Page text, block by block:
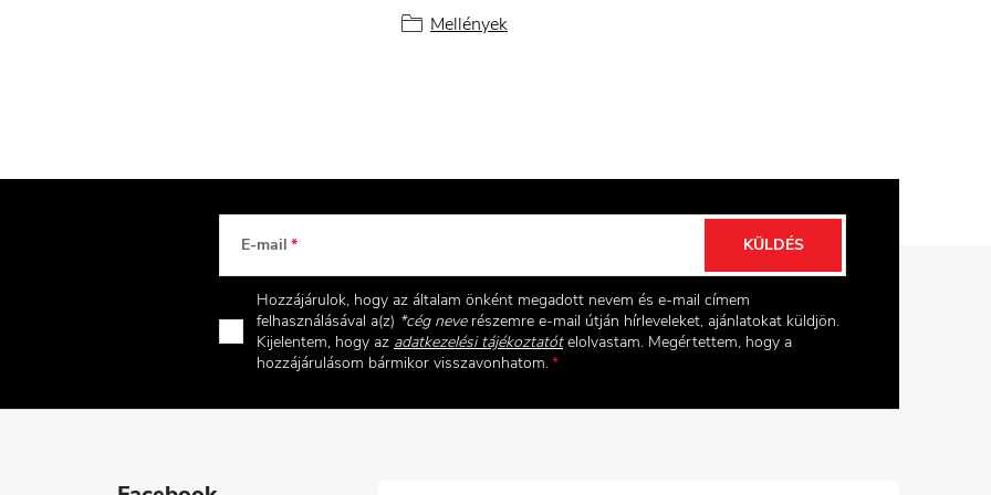
Mellények
E-mail
Hozzájárulok, hogy az általam önként megadott nevem és e-mail címem
felhasználásával a(z) *cég neverészemre e-mail útján hírleveleket, ajánlatokat küldjön.
Kijelentem, hogy az adatkezelési tájékoztatót elolvastam. Megértettem, hogy a
hozzájárulásom bármikor visszavonhatom.
KÜLDÉS